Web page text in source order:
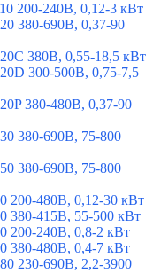
200-240В, 0,12-3 кВт
380-690В, 0,37-90
380В, 0,55-18,5 кВт
300-500В, 0,75-7,5
380-480В, 0,37-90
380-690В, 75-800
380-690В, 75-800
200-480В, 0,12-30 кВт
380-415В, 55-500 кВт
200-240В, 0,8-2 кВт
380-480В, 0,4-7 кВт
230-690В, 2,2-3900